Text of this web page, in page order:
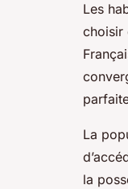
Les
choisir
La
la